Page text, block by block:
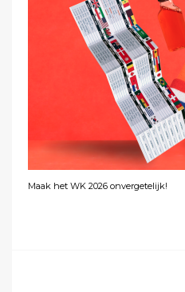
Maak het WK 2026 onvergetelijk!